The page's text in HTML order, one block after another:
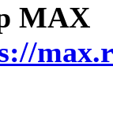
МАХ